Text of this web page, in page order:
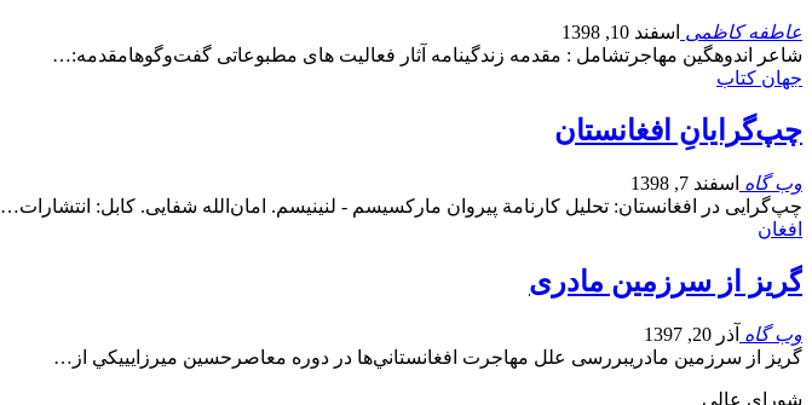
عاطفه کاظمی اسفند 10, 1398
شاعر اندوهگین مهاجرتشامل : مقدمه زندگینامه آثار فعالیت های مطبوعاتی گفت‌وگوهامقدمه:…
جهان کتاب
چپ‌گرایانِ افغانستان
وب گاه اسفند 7, 1398
چپ‌گرایی در افغانستان: تحلیل کارنامة پیروان مارکسیسم - لنینیسم. امان‌الله شفایی. کابل: انتشارات…
افغان
گریز از سرزمین مادری
وب گاه آذر 20, 1397
گریز از سرزمین مادریبررسی علل مهاجرت افغانستاني‌ها در دوره معاصرحسین میرزاییيكي از…
شورای عالی